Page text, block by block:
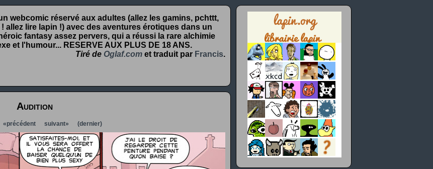
webcomic réservé aux adultes (allez les gamins, pchttt,
allez lire lapin !) avec des aventures érotiques dans un
fantasy assez pervers, qui a réussi la rare alchimie
et l'humour... RESERVE AUX PLUS DE 18 ANS.
Tiré de Oglaf.com et traduit par Francis.
Audition
«précédent suivant» (dernier)